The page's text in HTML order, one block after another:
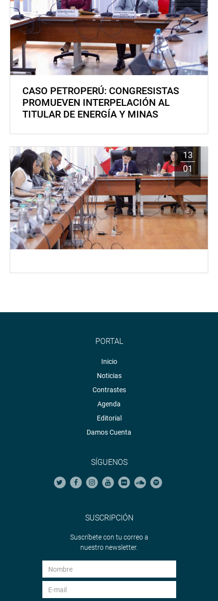
CASO PETROPERÚ: CONGRESISTAS
PROMUEVEN INTERPELACIÓN AL
TITULAR DE ENERGÍA Y MINAS
13
01
PORTAL
Inicio
Noticias
Contrastes
Agenda
Editorial
Damos Cuenta
SÍGUENOS
SUSCRIPCIÓN
Suscríbete con tu correo a
nuestro newsletter.